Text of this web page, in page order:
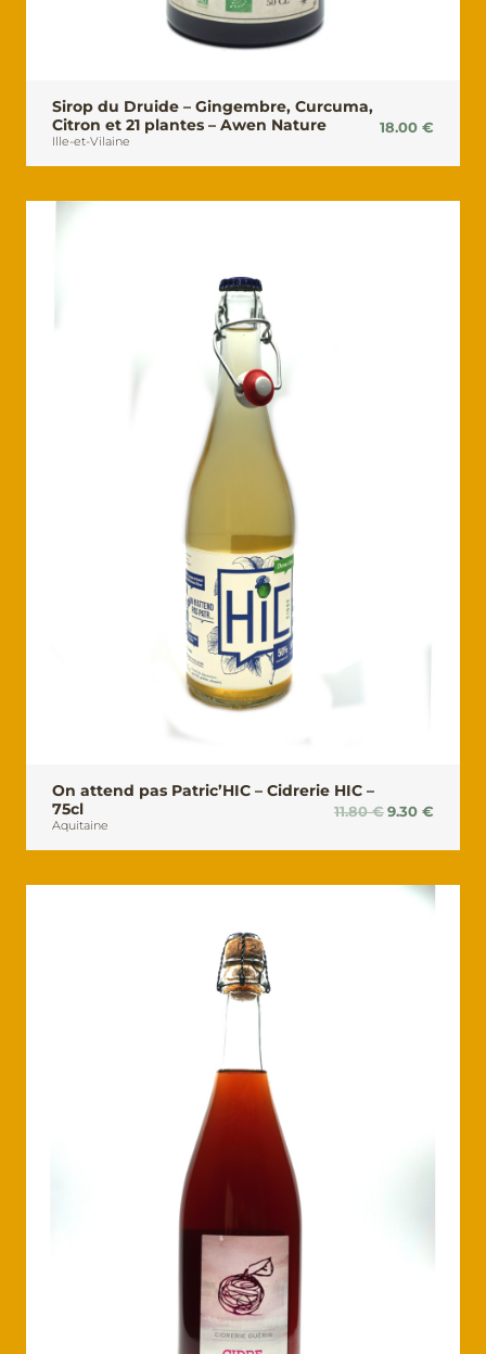
Sirop du Druide – Gingembre, Curcuma,
Citron et 21 plantes – Awen Nature
Ille-et-Vilaine
18.00 €
On attend pas Patric’HIC – Cidrerie HIC –
75cl
Aquitaine
11.80€ Le
était :
11.80 €.
9.30 €
est :
9.30 €.